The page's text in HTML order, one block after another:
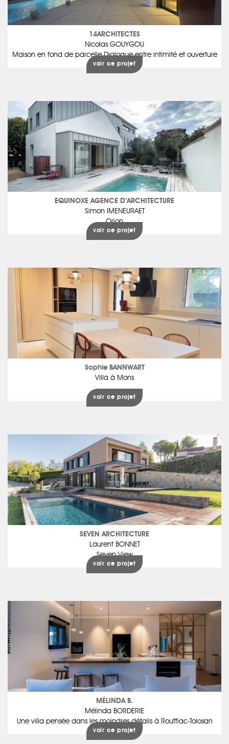
14ARCHITECTES
Nicolas GOUYGOU
Maison en fond de parcelle Dialogue entre intimité et ouverture
voir ce projet
EQUINOXE AGENCE D’ARCHITECTURE
Simon IMENEURAET
Orion
voir ce projet
Sophie BANNWART
Villa à Mons
voir ce projet
SEVEN ARCHITECTURE
Laurent BONNET
Seven View
voir ce projet
MÉLINDA B.
Mélinda BORDERIE
Une villa pensée dans les moindres détails à Rouffiac-Tolosan
voir ce projet